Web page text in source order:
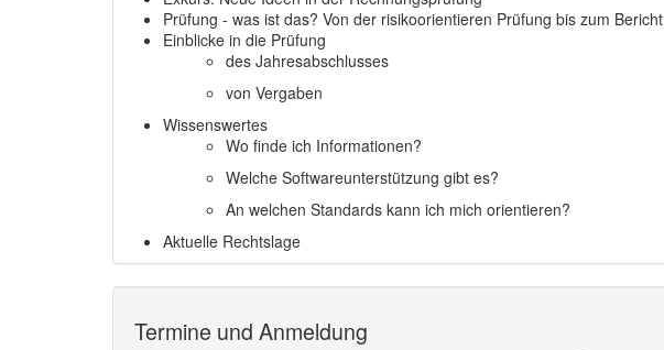
Prüfung - was ist das? Von der risikoorientieren Prüfung bis zum Bericht
Einblicke in die Prüfung
des Jahresabschlusses
von Vergaben
Wissenswertes
Wo finde ich Informationen?
Welche Softwareunterstützung gibt es?
An welchen Standards kann ich mich orientieren?
Aktuelle Rechtslage
Termine und Anmeldung